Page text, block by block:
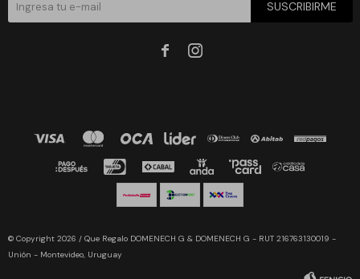
SUSCRIBIRME
 
© Copyright 2026 / Que Regalo DOMENECH G & DOMENECH G - RUT 216763130019 -
Unión - Montevideo, Uruguay